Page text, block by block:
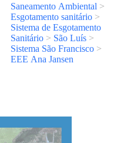
Saneamento Ambiental >
Esgotamento sanitário >
Sistema de Esgotamento
Sanitário > São Luís >
Sistema São Francisco >
EEE Ana Jansen